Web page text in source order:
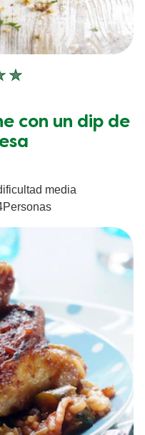
con un dip de
media
Personas